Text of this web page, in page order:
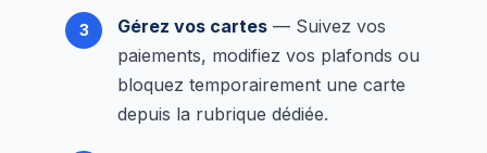
Gérez vos cartes — Suivez vos
paiements, modifiez vos plafonds ou
bloquez temporairement une carte
depuis la rubrique dédiée.